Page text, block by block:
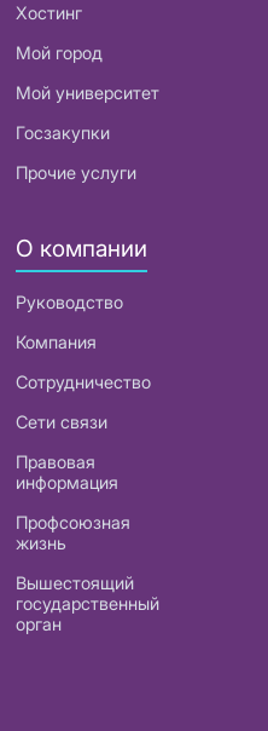
Хостинг
Мой город
Мой университет
Госзакупки
Прочие услуги
О компании
Руководство
Компания
Сотрудничество
Сети связи
Правовая
информация
Профсоюзная
жизнь
Вышестоящий
государственный
орган